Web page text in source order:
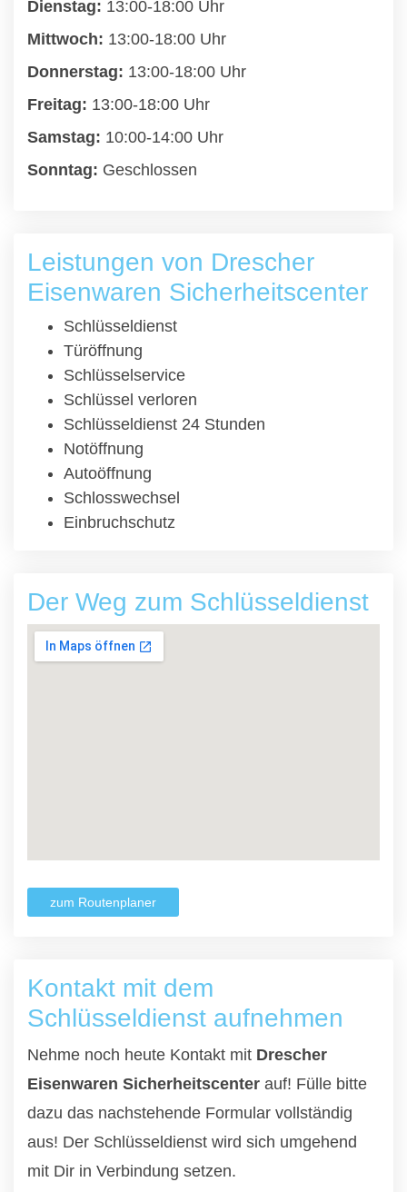
Dienstag: 13:00-18:00 Uhr
Mittwoch: 13:00-18:00 Uhr
Donnerstag: 13:00-18:00 Uhr
Freitag: 13:00-18:00 Uhr
Samstag: 10:00-14:00 Uhr
Sonntag: Geschlossen
Leistungen von Drescher
Eisenwaren Sicherheitscenter
Schlüsseldienst
Türöffnung
Schlüsselservice
Schlüssel verloren
Schlüsseldienst 24 Stunden
Notöffnung
Autoöffnung
Schlosswechsel
Einbruchschutz
Der Weg zum Schlüsseldienst
zum Routenplaner
Kontakt mit dem
Schlüsseldienst aufnehmen
Nehme noch heute Kontakt mit Drescher
Eisenwaren Sicherheitscenter auf! Fülle bitte
dazu das nachstehende Formular vollständig
aus! Der Schlüsseldienst wird sich umgehend
mit Dir in Verbindung setzen.